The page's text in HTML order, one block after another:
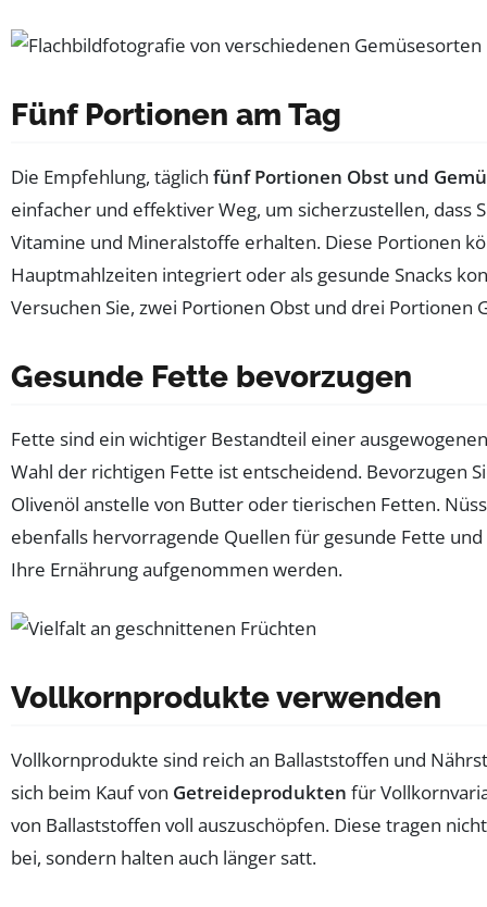
Fünf Portionen am Tag
Die Empfehlung, täglich fünf Portionen Obst und
einfacher und effektiver Weg, um sicherzustellen, dass
Vitamine und Mineralstoffe erhalten. Diese Portionen
Hauptmahlzeiten integriert oder als gesunde Snacks
Versuchen Sie, zwei Portionen Obst und drei Portionen
Gesunde Fette bevorzugen
Fette sind ein wichtiger Bestandteil einer
Wahl der richtigen Fette ist entscheidend. Bevorzugen
Olivenöl anstelle von Butter oder tierischen Fetten.
ebenfalls hervorragende Quellen für gesunde Fette
Ihre Ernährung aufgenommen werden.
Vollkornprodukte verwenden
Vollkornprodukte sind reich an Ballaststoffen und
sich beim Kauf von Getreideprodukten für
von Ballaststoffen voll auszuschöpfen. Diese tragen
bei, sondern halten auch länger satt.